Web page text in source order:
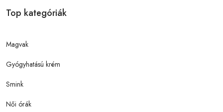
Top kategóriák
Magvak
Gyógyhatású krém
Smink
Női órák